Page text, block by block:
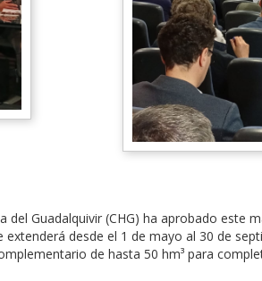
Guadalquivir (CHG) ha aprobado este
desde el 1 de mayo al 30 de
de hasta 50 hm³ para